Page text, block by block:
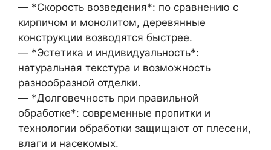
— *Скорость возведения*: по сравнению с
кирпичом и монолитом, деревянные
конструкции возводятся быстрее.
— *Эстетика и индивидуальность*:
натуральная текстура и возможность
разнообразной отделки.
— *Долговечность при правильной
обработке*: современные пропитки и
технологии обработки защищают от плесени,
влаги и насекомых.